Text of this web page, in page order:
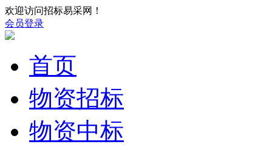
欢迎访问招标易采网！
会员登录
首页
物资招标
物资中标